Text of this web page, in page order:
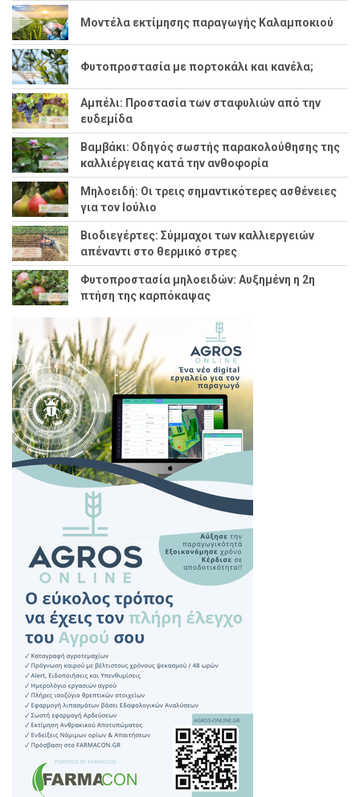
Μοντέλα εκτίμησης παραγωγής Καλαμποκιού
Φυτοπροστασία με πορτοκάλι και κανέλα;
Αμπέλι: Προστασία των σταφυλιών από την
ευδεμίδα
Βαμβάκι: Οδηγός σωστής παρακολούθησης της
καλλιέργειας κατά την ανθοφορία
Μηλοειδή: Οι τρεις σημαντικότερες ασθένειες
για τον Ιούλιο
Βιοδιεγέρτες: Σύμμαχοι των καλλιεργειών
απέναντι στο θερμικό στρες
Φυτοπροστασία μηλοειδών: Αυξημένη η 2η
πτήση της καρπόκαψας